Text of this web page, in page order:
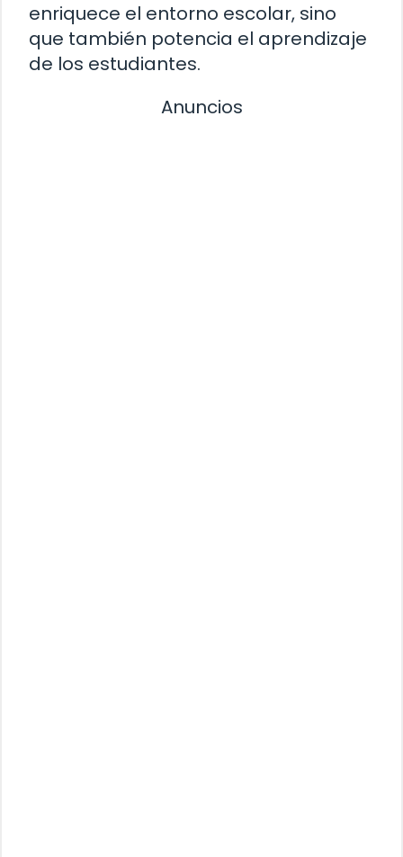
enriquece el entorno escolar, sino
que también potencia el aprendizaje
de los estudiantes.
Anuncios